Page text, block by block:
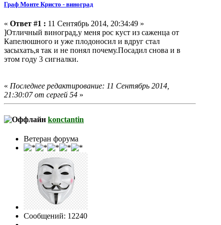
Граф Монте Кристо - виноград
« Ответ #1 : 11 Сентябрь 2014, 20:34:49 »
]Отличный виноград,у меня рос куст из саженца от
Капелюшного и уже плодоносил и вдруг стал
засыхать,я так и не понял почему.Посадил снова и в
этом году 3 сигналки.
« Последнее редактирование: 11 Сентябрь 2014,
21:30:07 от сергей 54 »
konctantin
Ветеран форума
Сообщений: 12240